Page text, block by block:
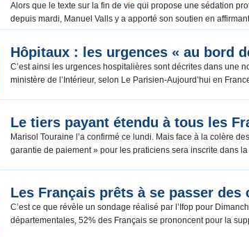
Alors que le texte sur la fin de vie qui propose une sédation
depuis mardi, Manuel Valls y a apporté son soutien en
Hôpitaux : les urgences « au bord
C’est ainsi les urgences hospitalières sont décrites dans une
ministère de l’Intérieur, selon Le Parisien-Aujourd’hui en
Le tiers payant étendu à tous les
Marisol Touraine l’a confirmé ce lundi. Mais face à la colère
garantie de paiement » pour les praticiens sera inscrite dans
Les Français prêts à se passer des
C’est ce que révèle un sondage réalisé par l’Ifop pour
départementales, 52% des Français se prononcent pour la